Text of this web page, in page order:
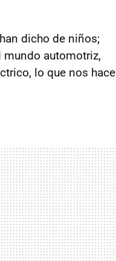
dicho de niños;
mundo automotriz,
lo que nos hace